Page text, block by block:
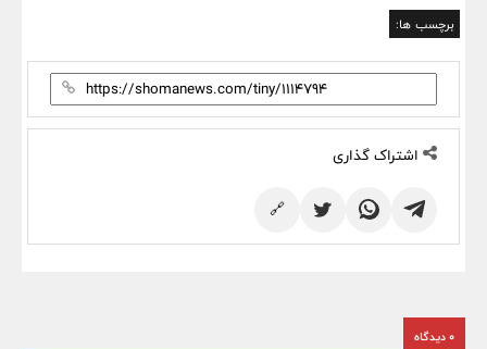
برچسب ها:
اشتراک گذاری
🔗
0 دیدگاه